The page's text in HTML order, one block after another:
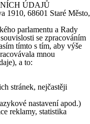
ÚDAJŮ
1910, 68601 Staré Město,
parlamentu a Rady
se zpracováním
tímto s tím, aby výše
mnou
a to:
stránek, nejčastěji
nastavení apod.)
reklamy, statistika